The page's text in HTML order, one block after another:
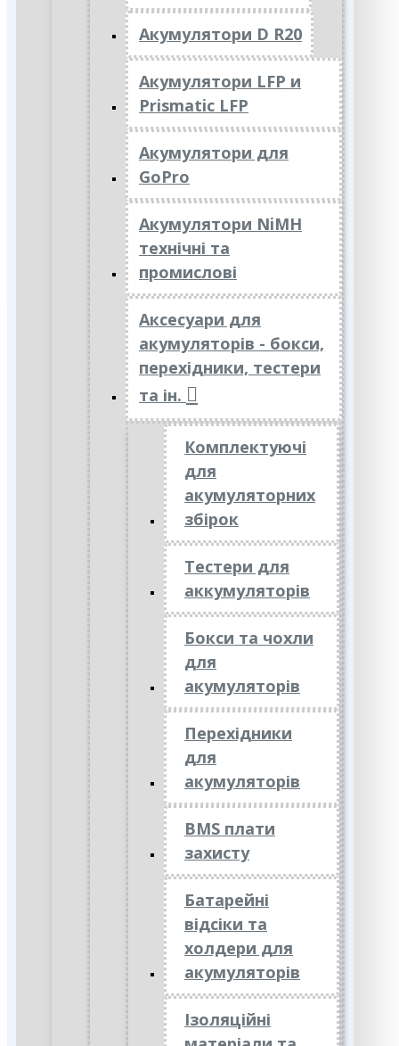
Акумулятори D R20
Акумулятори LFP и
Prismatic LFP
Акумулятори для
GoPro
Акумулятори NiMH
технічні та
промислові
Аксесуари для
акумуляторів - бокси,
перехідники, тестери
та ін.
Комплектуючі
для
акумуляторних
збірок
Тестери для
аккумуляторів
Бокси та чохли
для
акумуляторів
Перехідники
для
акумуляторів
BMS плати
захисту
Батарейні
відсіки та
холдери для
акумуляторів
Ізоляційні